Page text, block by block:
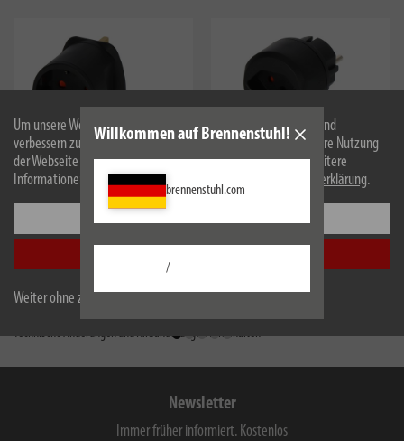
Um unsere Webseite für Sie optimal zu gestalten und fortlaufend
verbessern zu können, verwenden wir Cookies. Durch die weitere Nutzung
der Webseite stimmen Sie der Verwendung von Cookies zu. Weitere
Informationen zu Cookies erhalten Sie in unserer
Datenschutzerklärung.
Weiter ohne zu akzeptieren
Willkommen auf Brennenstuhl!
brennenstuhl.com
/
Reisestecker Schutzkontakt =>
Technische Änderungen und Farbänderungen vorbehalten
Newsletter
Immer früher informiert. Kostenlos